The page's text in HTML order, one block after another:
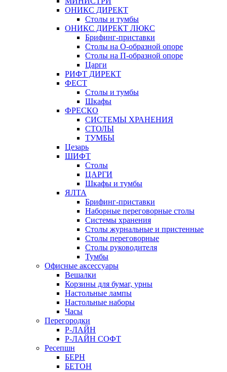
ОНИКС ДИРЕКТ
Столы и тумбы
ОНИКС ДИРЕКТ ЛЮКС
Брифинг-приставки
Столы на О-образной опоре
Столы на П-образной опоре
Царги
РИФТ ДИРЕКТ
ФЕСТ
Столы и тумбы
Шкафы
ФРЕСКО
СИСТЕМЫ ХРАНЕНИЯ
СТОЛЫ
ТУМБЫ
Цезарь
ШИФТ
Столы
ЦАРГИ
Шкафы и тумбы
ЯЛТА
Брифинг-приставки
Наборные переговорные столы
Системы хранения
Столы журнальные и пристенные
Столы переговорные
Столы руководителя
Тумбы
Офисные аксессуары
Вешалки
Корзины для бумаг, урны
Настольные лампы
Настольные наборы
Часы
Перегородки
Р-ЛАЙН
Р-ЛАЙН СОФТ
Ресепшн
БЕРН
БЕТОН